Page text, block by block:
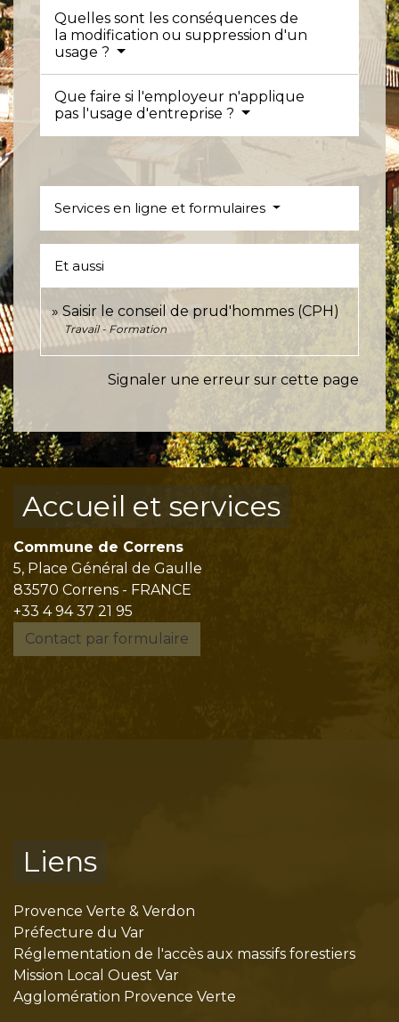
Quelles sont les conséquences de
la modification ou suppression d'un
usage ?
Que faire si l'employeur n'applique
pas l'usage d'entreprise ?
Services en ligne et formulaires
Et aussi
Saisir le conseil de prud'hommes (CPH)
Travail - Formation
Signaler une erreur sur cette page
Accueil et services
Commune de Correns
5, Place Général de Gaulle
83570 Correns - FRANCE
+33 4 94 37 21 95
Contact par formulaire
Liens
Provence Verte & Verdon
Préfecture du Var
Réglementation de l'accès aux massifs forestiers
Mission Local Ouest Var
Agglomération Provence Verte